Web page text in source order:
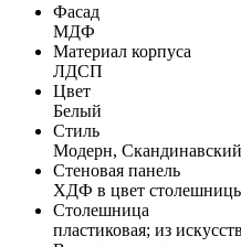
Фасад
МДФ
Материал корпуса
ЛДСП
Цвет
Белый
Стиль
Модерн, Скандинавский
Стеновая панель
ХДФ в цвет
Столешница
пластиковая; из